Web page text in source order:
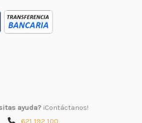
ayuda? ¡Contáctanos!
621 192 100